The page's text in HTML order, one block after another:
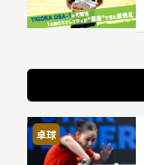
卓球